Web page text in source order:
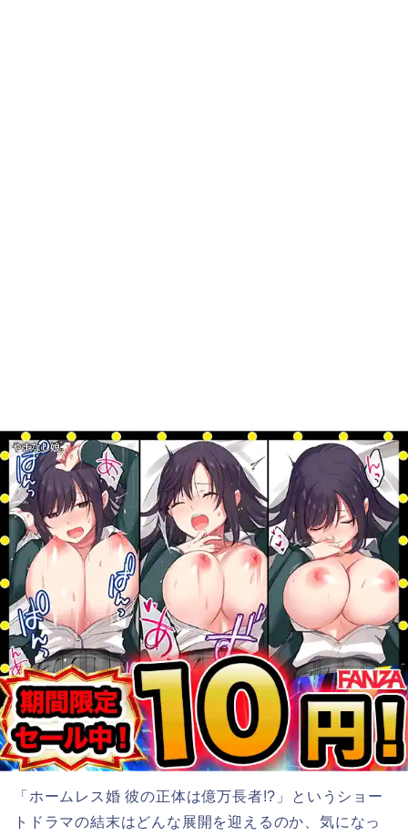
「ホームレス婚 彼の正体は億万長者!? 」
というショー
トドラマの結末はどんな展開を迎えるのか、気になっ